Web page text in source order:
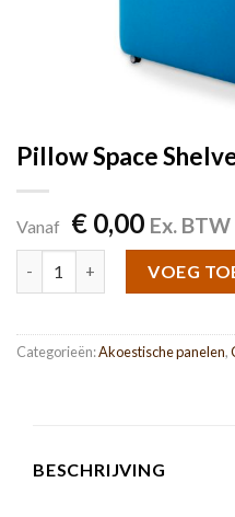
Pillow Space
Vanaf €0,00 Ex. BTW
VOEG
Categorieën:Akoestische panelen,
BESCHRIJVING